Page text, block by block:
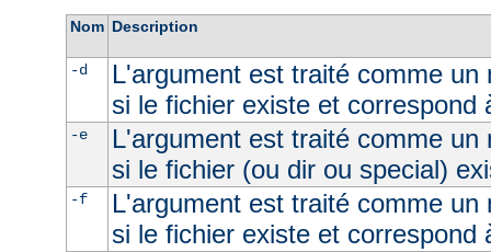
Nom Description
-d
L'argument est traité comme un
si le fichier existe et correspond
-e
L'argument est traité comme un
si le fichier (ou dir ou special)
-f
L'argument est traité comme un
si le fichier existe et correspond